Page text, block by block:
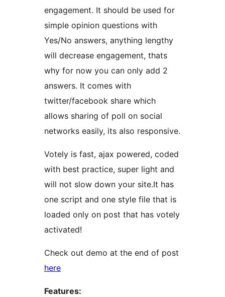
engagement. It should be used for
simple opinion questions with
Yes/No answers, anything lengthy
will decrease engagement, thats
why for now you can only add 2
answers. It comes with
twitter/facebook share which
allows sharing of poll on social
networks easily, its also responsive.
Votely is fast, ajax powered, coded
with best practice, super light and
will not slow down your site.It has
one script and one style file that is
loaded only on post that has votely
activated!
Check out demo at the end of post
here
Features: